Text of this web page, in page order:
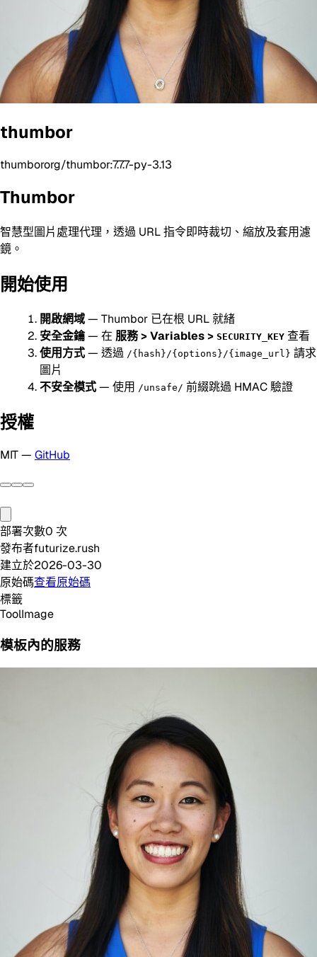
thumbor
thumbororg/thumbor:7.7.7-py-3.13
Thumbor
智慧型圖片處理代理，透過 URL 指令即時裁切、縮放及套用濾
鏡。
開始使用
開啟網域— Thumbor 已在根 URL 就緒
安全金鑰— 在 服務 > Variables > SECURITY_KEY 查看
使用方式— 透過 /{hash}/{options}/{image_url} 請求
圖片
不安全模式— 使用 /unsafe/ 前綴跳過 HMAC 驗證
授權
MIT — GitHub
部署次數0 次
發布者futurize.rush
建立於2026-03-30
原始碼查看原始碼
標籤
ToolImage
模板內的服務